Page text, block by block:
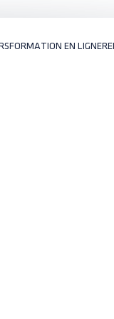
FORMATION EN LIGNE